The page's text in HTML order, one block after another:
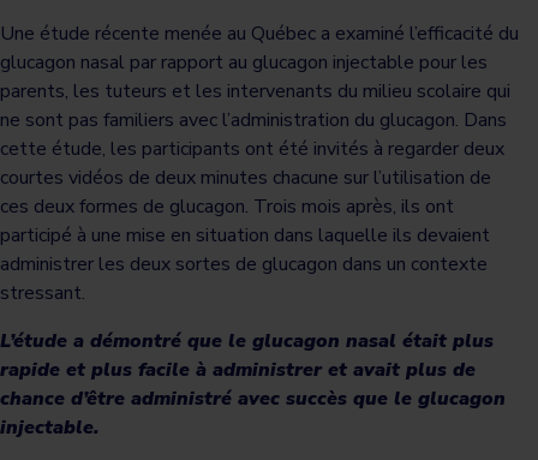
Une étude récente menée au Québec a examiné l’efficacité du
glucagon nasal par rapport au glucagon injectable pour les
parents, les tuteurs et les intervenants du milieu scolaire qui
ne sont pas familiers avec l’administration du glucagon. Dans
cette étude, les participants ont été invités à regarder deux
courtes vidéos de deux minutes chacune sur l’utilisation de
ces deux formes de glucagon. Trois mois après, ils ont
participé à une mise en situation dans laquelle ils devaient
administrer les deux sortes de glucagon dans un contexte
stressant.
L’étude a démontré que le glucagon nasal était plus
rapide et plus facile à administrer et avait plus de
chance d’être administré avec succès que le glucagon
injectable.